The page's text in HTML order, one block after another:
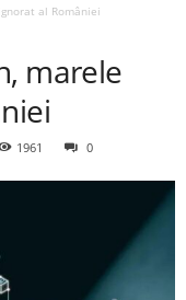
al României
marele
1961 0